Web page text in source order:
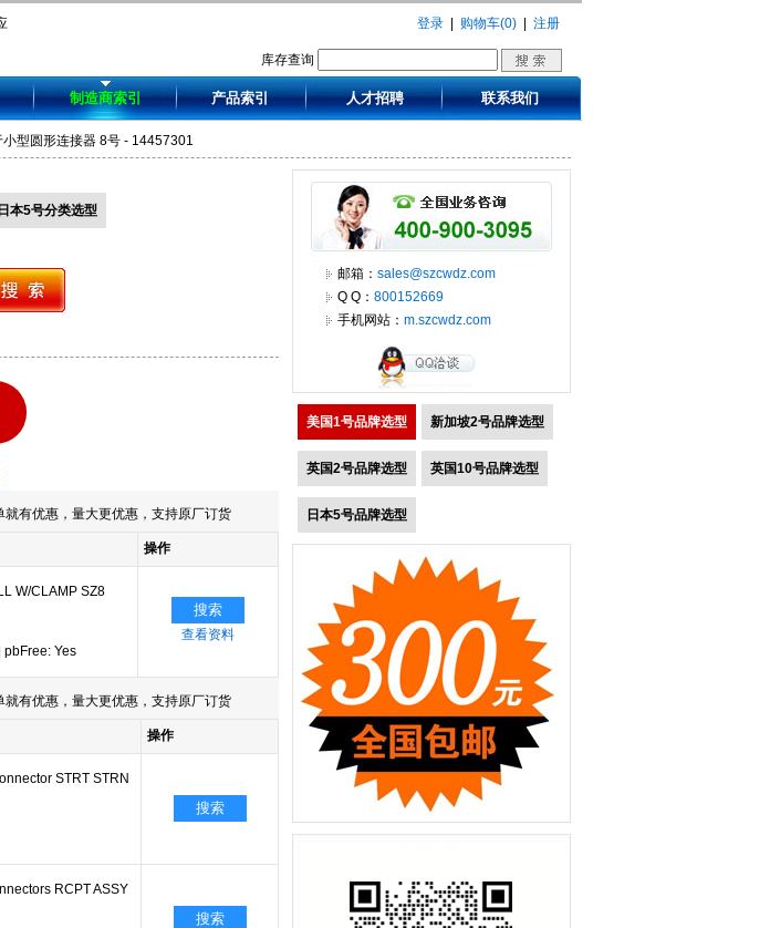
登录 购物车(0) 注册
库存查询
制造商索引 产品索引 人才招聘 联系我们
型圆形连接器 8号 - 14457301
日本5号分类选型
有优惠，量大更优惠，支持原厂订货
操作
W/CLAMP SZ8
pbFree: Yes
搜索
查看资料
有优惠，量大更优惠，支持原厂订货
操作
STRT STRN
搜索
RCPT ASSY
搜索
邮箱： sales@szcwdz.com
Q Q： 800152669
手机网站： m.szcwdz.com
美国1号品牌选型 新加坡2号品牌选型
英国2号品牌选型 英国10号品牌选型
日本5号品牌选型